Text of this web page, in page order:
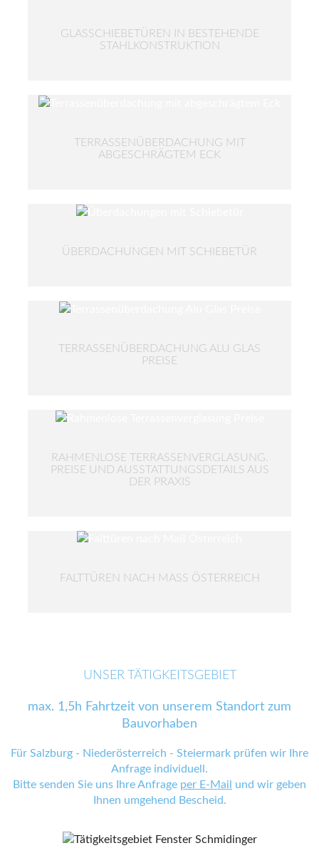
GLASSCHIEBETÜREN IN BESTEHENDE
STAHLKONSTRUKTION
TERRASSENÜBERDACHUNG MIT
ABGESCHRÄGTEM ECK
ÜBERDACHUNGEN MIT SCHIEBETÜR
TERRASSENÜBERDACHUNG ALU GLAS
PREISE
RAHMENLOSE TERRASSENVERGLASUNG.
PREISE UND AUSSTATTUNGSDETAILS AUS
DER PRAXIS
FALTTÜREN NACH MASS ÖSTERREICH
UNSER TÄTIGKEITSGEBIET
max. 1,5h Fahrtzeit von unserem Standort zum
Bauvorhaben
Für Salzburg - Niederösterreich - Steiermark prüfen wir Ihre
Anfrage individuell.
Bitte senden Sie uns Ihre Anfrage per E-Mail
und wir geben
Ihnen umgehend Bescheid.